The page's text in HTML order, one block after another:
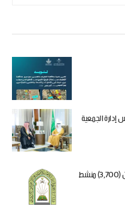
الجمعية
الشؤون الإسلامية بالمنطقة الشرقية تنفّذ أكثر من (3,700) منشط